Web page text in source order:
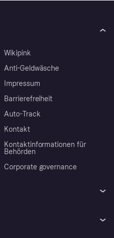
Wikipink
Anti-Geldwäsche
Impressum
Barrierefreiheit
Auto-Track
Kontakt
Kontaktinformationen für
Behörden
Corporate governance